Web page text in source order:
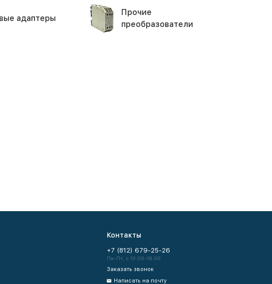
адаптеры
Прочие
преобразователи
Контакты
+7 (812) 679-25-26
Пн-Пт, с 10:00-18:00
Заказать звонок
Написать на почту